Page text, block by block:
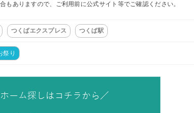
ありますので、ご利用前に公式サイト等でご確認ください。
つくばエクスプレス つくば駅
祭り